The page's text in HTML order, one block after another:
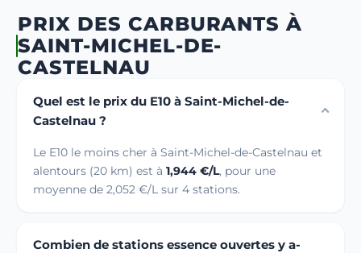
PRIX DES CARBURANTS À
SAINT-MICHEL-DE-
CASTELNAU
Quel est le prix du E10 à Saint-Michel-de-
Castelnau ?
Le E10 le moins cher à Saint-Michel-de-Castelnau et
alentours (20 km) est à 1,944 €/L, pour une
moyenne de 2,052 €/L sur 4 stations.
Combien de stations essence ouvertes y a-